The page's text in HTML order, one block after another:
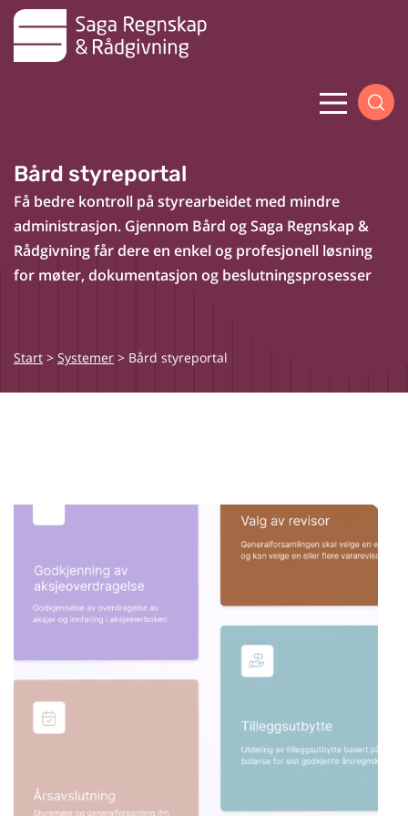
Skip
content
Menu
Bård styreportal
Få bedre kontroll på styrearbeidet med mindre
administrasjon. Gjennom Bård og Saga Regnskap &
Rådgivning får dere en enkel og profesjonell løsning
for møter, dokumentasjon og beslutningsprosesser
Start > Systemer > Bård styreportal